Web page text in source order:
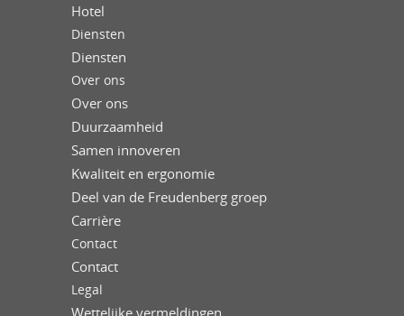
Hotel
Diensten
Diensten
Over ons
Over ons
Duurzaamheid
Samen innoveren
Kwaliteit en ergonomie
Deel van de Freudenberg groep
Carrière
Contact
Contact
Legal